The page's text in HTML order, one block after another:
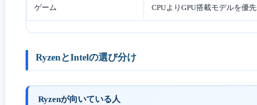
ゲーム CPUよりGPU搭載モデルを優先
RyzenとIntelの選び分け
Ryzenが向いている人